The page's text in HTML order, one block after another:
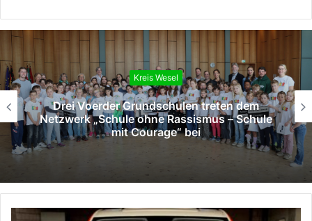
Kreis Wesel
„Coole Köpfe“ in den Kitas: